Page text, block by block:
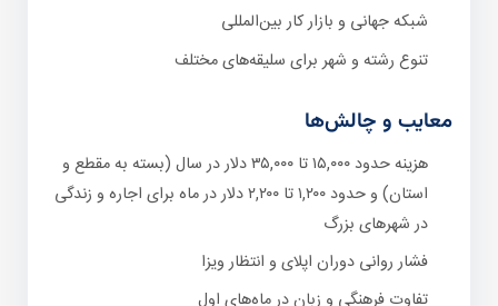
شبکه جهانی و بازار کار بین‌المللی
تنوع رشته و شهر برای سلیقه‌های مختلف
معایب و چالش‌ها
هزینه حدود ۱۵,۰۰۰ تا ۳۵,۰۰۰ دلار در سال (بسته به مقطع و
استان) و حدود ۱,۲۰۰ تا ۲,۲۰۰ دلار در ماه برای اجاره و زندگی
در شهرهای بزرگ
فشار روانی دوران اپلای و انتظار ویزا
تفاوت فرهنگی و زبان در ماه‌های اول